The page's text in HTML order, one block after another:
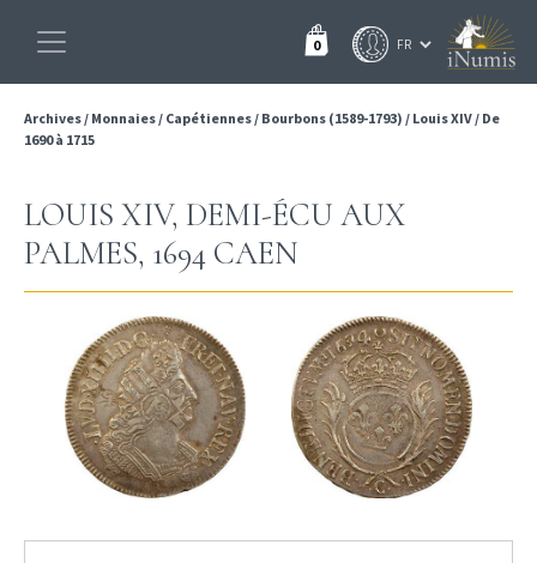
0
Archives/ Monnaies/ Capétiennes/ Bourbons (1589-1793) / Louis XIV/ De
1690 à 1715
LOUIS XIV, DEMI-ÉCU AUX
PALMES, 1694 CAEN